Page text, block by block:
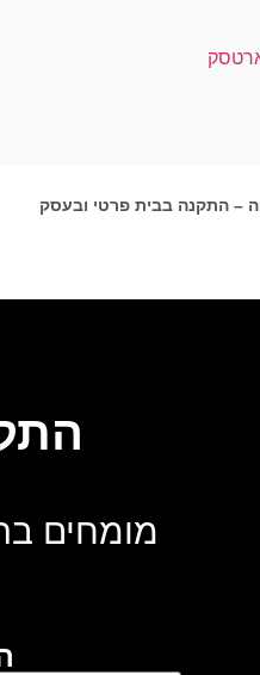
– התקנה בבית פרטי ובעסק
מומחים